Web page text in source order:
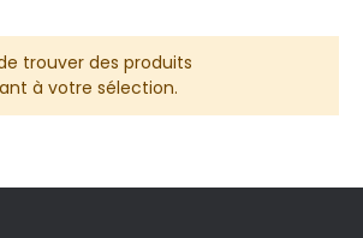
trouver des produits
à votre sélection.